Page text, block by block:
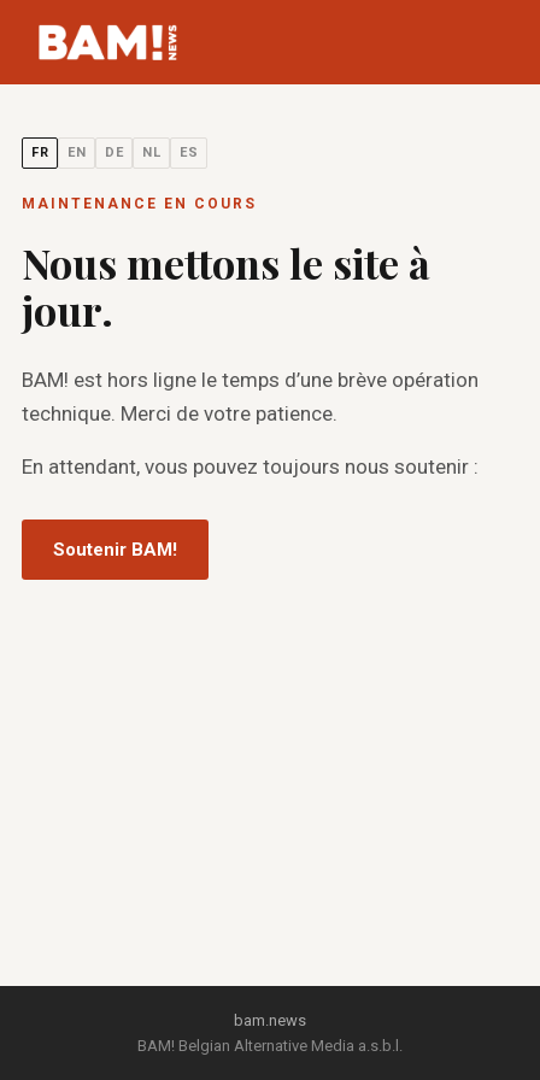
FR EN DE NL ES
MAINTENANCE EN COURS
Nous mettons le site à
jour.
BAM! est hors ligne le temps d’une brève opération
technique. Merci de votre patience.
En attendant, vous pouvez toujours nous soutenir :
Soutenir BAM!
bam.news
BAM! Belgian Alternative Media a.s.b.l.